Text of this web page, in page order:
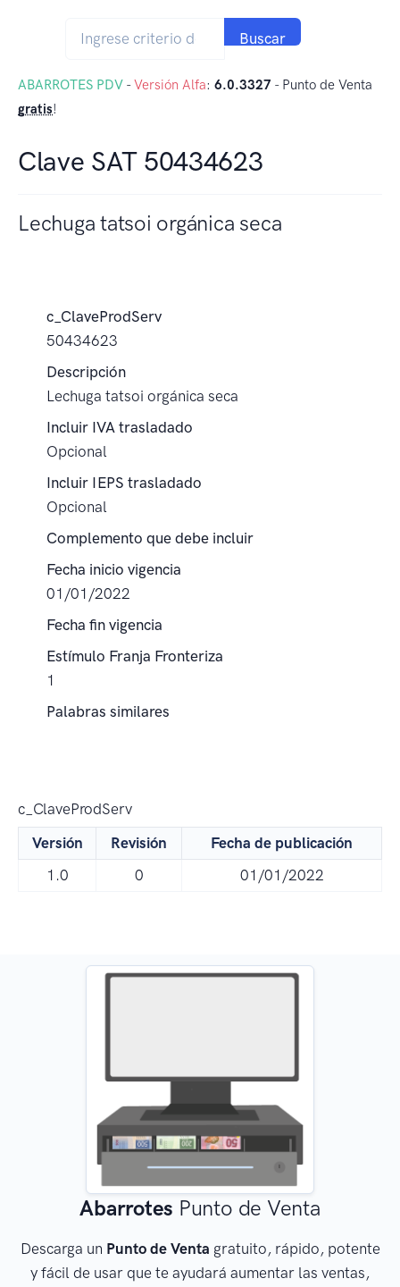
Buscar
ABARROTES PDV -Versión Alfa: 6.0.3327 - Punto de Venta
gratis!
Clave SAT 50434623
Lechuga tatsoi orgánica seca
c_ClaveProdServ
50434623
Descripción
Lechuga tatsoi orgánica seca
Incluir IVA trasladado
Opcional
Incluir IEPS trasladado
Opcional
Complemento que debe incluir
Fecha inicio vigencia
01/01/2022
Fecha fin vigencia
Estímulo Franja Fronteriza
1
Palabras similares
c_ClaveProdServ
Versión
Revisión
Fecha de publicación
1.0
0 01/01/2022
Abarrotes Punto de Venta
Descarga un Punto de Venta gratuito, rápido, potente
y fácil de usar que te ayudará aumentar las ventas,